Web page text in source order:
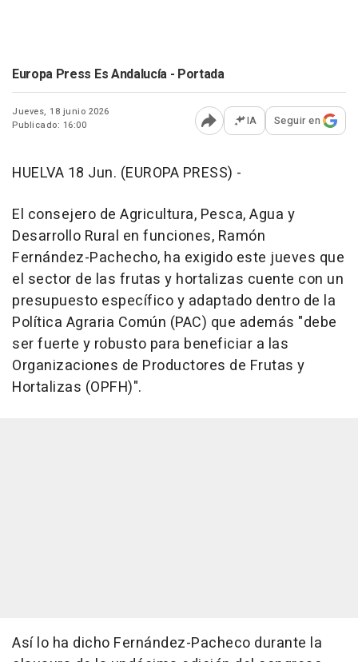
Europa Press Es Andalucía - Portada
Jueves, 18 junio 2026
Publicado: 16:00
Abrir opciones para
IA Seguir en
HUELVA 18 Jun. (EUROPA PRESS) -
El consejero de Agricultura, Pesca, Agua y
Desarrollo Rural en funciones, Ramón
Fernández-Pachecho, ha exigido este jueves que
el sector de las frutas y hortalizas cuente con un
presupuesto específico y adaptado dentro de la
Política Agraria Común (PAC) que además "debe
ser fuerte y robusto para beneficiar a las
Organizaciones de Productores de Frutas y
Hortalizas (OPFH)".
Así lo ha dicho Fernández-Pacheco durante la